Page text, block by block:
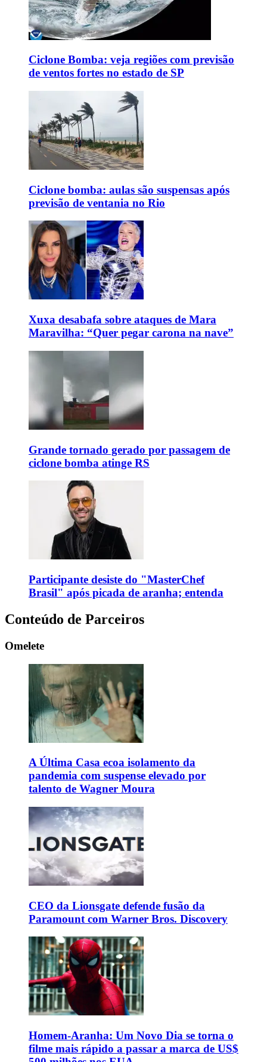
Ciclone Bomba: veja regiões com previsão
de ventos fortes no estado de SP
Ciclone bomba: aulas são suspensas após
previsão de ventania no Rio
Xuxa desabafa sobre ataques de Mara
Maravilha: “Quer pegar carona na nave”
Grande tornado gerado por passagem de
ciclone bomba atinge RS
Participante desiste do "MasterChef
Brasil" após picada de aranha; entenda
Conteúdo de Parceiros
Omelete
A Última Casa ecoa isolamento da
pandemia com suspense elevado por
talento de Wagner Moura
CEO da Lionsgate defende fusão da
Paramount com Warner Bros. Discovery
Homem-Aranha: Um Novo Dia se torna o
filme mais rápido a passar a marca de US$